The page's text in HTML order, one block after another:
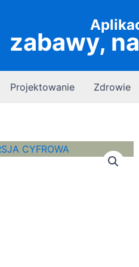
zabawy,
Projektowanie Zdrowie